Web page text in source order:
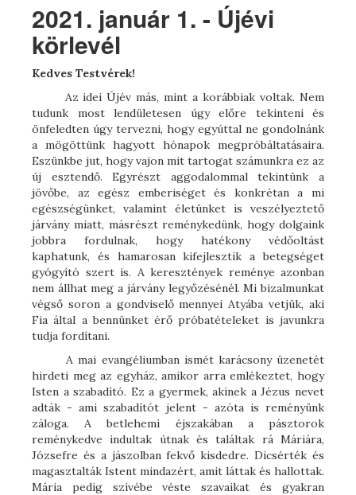
2021. január 1. - Újévi
körlevél
Kedves Testvérek!
Az idei Újév más, mint a korábbiak voltak. Nem
tudunk most lendületesen úgy előre tekinteni és
önfeledten úgy tervezni, hogy egyúttal ne gondolnánk
a mögöttünk hagyott hónapok megpróbáltatásaira.
Eszünkbe jut, hogy vajon mit tartogat számunkra ez az
új esztendő. Egyrészt aggodalommal tekintünk a
jövőbe, az egész emberiséget és konkrétan a mi
egészségünket, valamint életünket is veszélyeztető
járvány miatt, másrészt reménykedünk, hogy dolgaink
jobbra fordulnak, hogy hatékony védőoltást
kaphatunk, és hamarosan kifejlesztik a betegséget
gyógyító szert is. A keresztények reménye azonban
nem állhat meg a járvány legyőzésénél. Mi bizalmunkat
végső soron a gondviselő mennyei Atyába vetjük, aki
Fia által a bennünket érő próbatételeket is javunkra
tudja fordítani.
A mai evangéliumban ismét karácsony üzenetét
hirdeti meg az egyház, amikor arra emlékeztet, hogy
Isten a szabadító. Ez a gyermek, akinek a Jézus nevet
adták - ami szabadítót jelent - azóta is reményünk
záloga. A betlehemi éjszakában a pásztorok
reménykedve indultak útnak és találtak rá Máriára,
Józsefre és a jászolban fekvő kisdedre. Dicsérték és
magasztalták Istent mindazért, amit láttak és hallottak.
Mária pedig szívébe véste szavaikat és gyakran